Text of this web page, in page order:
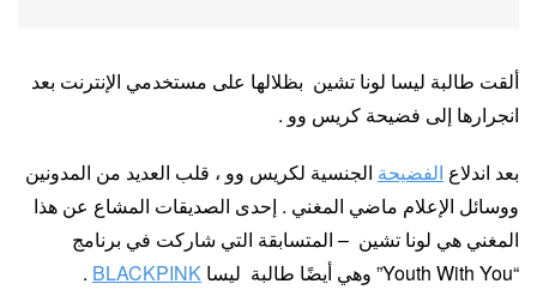
ألقت طالبة ليسا لونا تشين بظلالها على مستخدمي الإنترنت بعد
انجرارها إلى فضيحة كريس وو .
بعد اندلاع الفضيحة الجنسية لكريس وو ، قلب العديد من المدونين
ووسائل الإعلام ماضي المغني . إحدى الصديقات المشاع عن هذا
المغني هي لونا تشين – المتسابقة التي شاركت في برنامج
“Youth With You” وهي أيضًا طالبة ليسا
BLACKPINK
.